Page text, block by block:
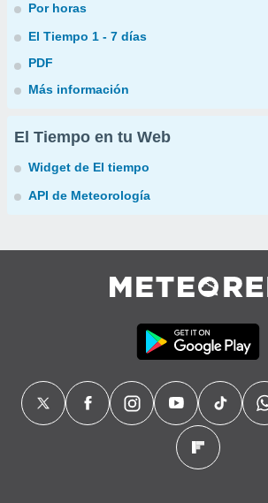
Por horas
El Tiempo 1 - 7 días
PDF
Más información
El Tiempo en tu Web
Widget de El tiempo
API de Meteorología